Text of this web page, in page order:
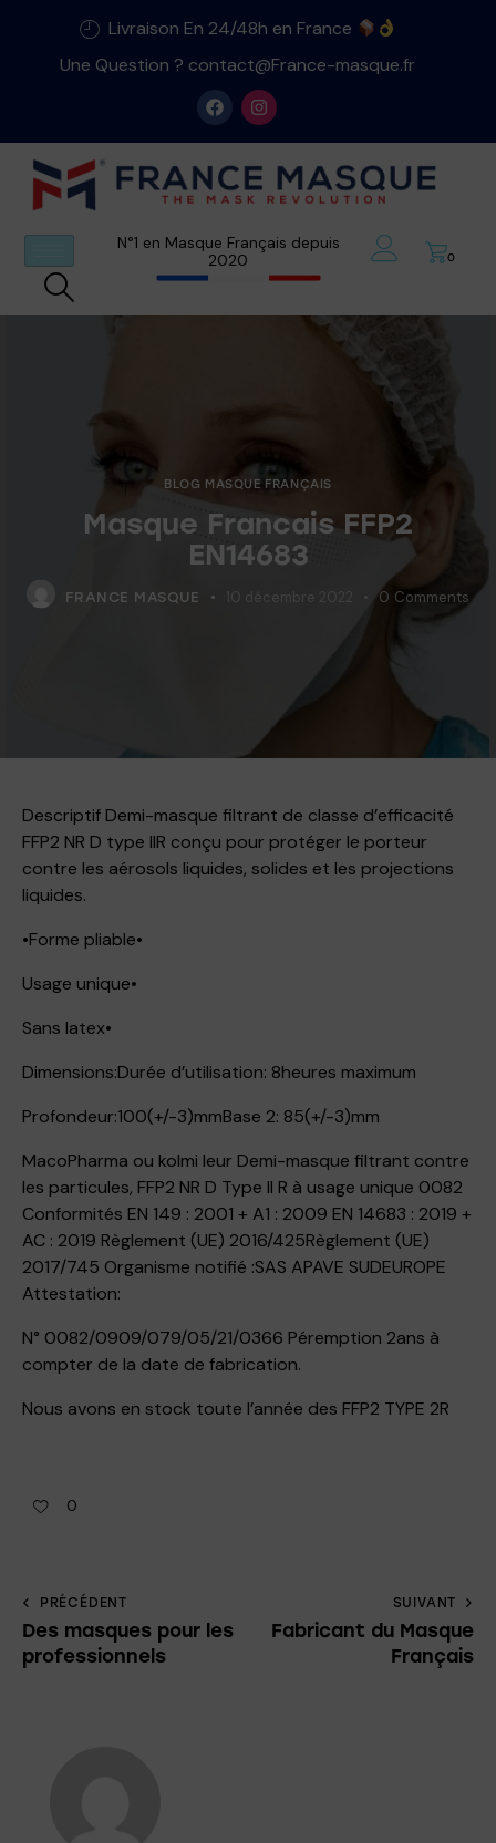
Livraison En 24/48h en France
Une Question ? contact@France-masque.fr
N°1 en Masque Français depuis
2020
0
BLOG MASQUE FRANÇAIS
Masque Francais FFP2
EN14683
FRANCE MASQUE 10 décembre 2022 0 Comments
Descriptif Demi-masque filtrant de classe d’efficacité
FFP2 NR D type IIR conçu pour protéger le porteur
contre les aérosols liquides, solides et les projections
liquides.
•Forme pliable•
Usage unique•
Sans latex•
Dimensions:Durée d’utilisation: 8heures maximum
Profondeur:100(+/-3)mmBase 2: 85(+/-3)mm
MacoPharma ou kolmi leur Demi-masque filtrant contre
les particules, FFP2 NR D Type II R à usage unique 0082
Conformités EN 149 : 2001 + A1 : 2009 EN 14683 : 2019 +
AC : 2019 Règlement (UE) 2016/425Règlement (UE)
2017/745 Organisme notifié :SAS APAVE SUDEUROPE
Attestation:
N° 0082/0909/079/05/21/0366 Péremption 2ans à
compter de la date de fabrication.
Nous avons en stock toute l’année des FFP2 TYPE 2R
0
PRÉCÉDENT
Des masques pour les
professionnels
SUIVANT
Fabricant du Masque
Français